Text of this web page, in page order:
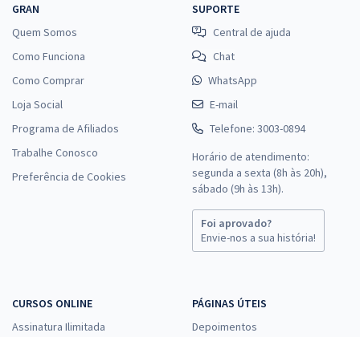
GRAN
Quem Somos
Como Funciona
Como Comprar
Loja Social
Programa de Afiliados
Trabalhe Conosco
Preferência de Cookies
SUPORTE
Central de ajuda
Chat
WhatsApp
E-mail
Telefone: 3003-0894
Horário de atendimento:
segunda a sexta (8h às 20h),
sábado (9h às 13h).
Foi aprovado?
Envie-nos a sua história!
CURSOS ONLINE
Assinatura Ilimitada
PÁGINAS ÚTEIS
Depoimentos